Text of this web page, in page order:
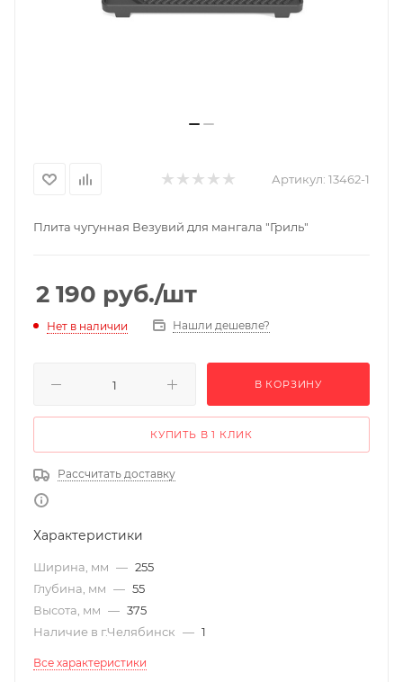
Артикул: 13462-1
Плита чугунная Везувий для мангала "Гриль"
2 190 руб./шт
Нет в наличии Нашли дешевле?
В КОРЗИНУ
КУПИТЬ В 1 КЛИК
Рассчитать доставку
Характеристики
Ширина, мм — 255
Глубина, мм — 55
Высота, мм — 375
Наличие в г.Челябинск — 1
Все характеристики